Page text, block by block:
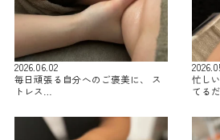
2026.06.02
毎日頑張る自分へのご褒美に、 ス
トレス…
忙し
てる